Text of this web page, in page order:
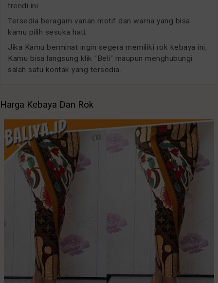
trendi ini.
Tersedia beragam varian motif dan warna yang bisa
kamu pilih sesuka hati.
Jika Kamu berminat ingin segera memiliki rok kebaya ini,
Kamu bisa langsung klik "Beli" maupun menghubungi
salah satu kontak yang tersedia.
Harga Kebaya Dan Rok